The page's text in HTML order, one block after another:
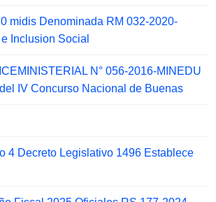
midis Denominada RM 032-2020-
Inclusion Social
N° 056-2016-MINEDU
IV Concurso Nacional de Buenas
4 Decreto Legislativo 1496 Establece